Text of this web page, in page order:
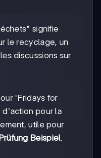
signifie
le recyclage, un
discussions sur
'Fridays for
d'action pour la
utile pour
Beispiel.